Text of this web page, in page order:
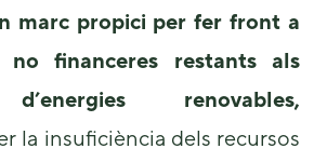
marc propici per fer front a
no financeres restants als
renovables,
la insuficiència dels recursos